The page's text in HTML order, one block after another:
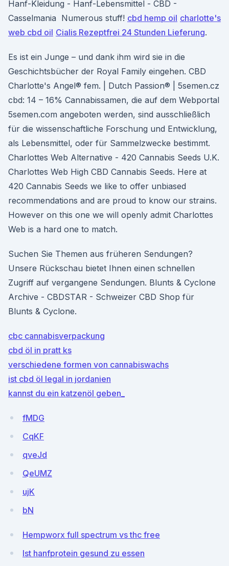
Hanf-Kleidung - Hanf-Lebensmittel - CBD -
Casselmania Numerous stuff! cbd hemp oil charlotte's
web cbd oil Cialis Rezeptfrei 24 Stunden Lieferung.
Es ist ein Junge – und dank ihm wird sie in die
Geschichtsbücher der Royal Family eingehen. CBD
Charlotte's Angel® fem. | Dutch Passion® | 5semen.cz
cbd: 14 – 16% Cannabissamen, die auf dem Webportal
5semen.com angeboten werden, sind ausschließlich
für die wissenschaftliche Forschung und Entwicklung,
als Lebensmittel, oder für Sammelzwecke bestimmt.
Charlottes Web Alternative - 420 Cannabis Seeds U.K.
Charlottes Web High CBD Cannabis Seeds. Here at
420 Cannabis Seeds we like to offer unbiased
recommendations and are proud to know our strains.
However on this one we will openly admit Charlottes
Web is a hard one to match.
Suchen Sie Themen aus früheren Sendungen?
Unsere Rückschau bietet Ihnen einen schnellen
Zugriff auf vergangene Sendungen. Blunts & Cyclone
Archive - CBDSTAR - Schweizer CBD Shop für
Blunts & Cyclone.
cbc cannabisverpackung
cbd öl in pratt ks
verschiedene formen von cannabiswachs
ist cbd öl legal in jordanien
kannst du ein katzenöl geben_
fMDG
CqKF
qveJd
QeUMZ
ujK
bN
Hempworx full spectrum vs thc free
Ist hanfprotein gesund zu essen